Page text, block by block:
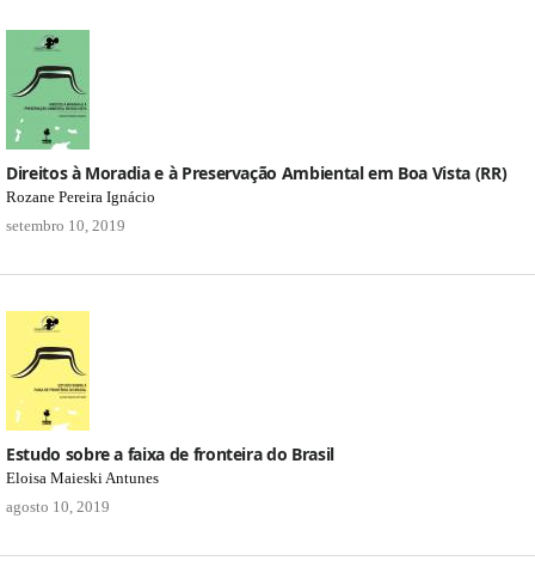
Direitos à Moradia e à Preservação Ambiental em Boa Vista (RR)
Rozane Pereira Ignácio
setembro 10, 2019
Estudo sobre a faixa de fronteira do Brasil
Eloisa Maieski Antunes
agosto 10, 2019